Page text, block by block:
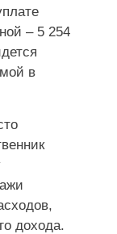
– 5 254
в
дохода.